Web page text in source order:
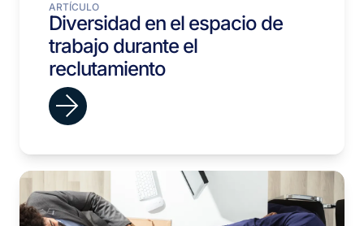
ARTÍCULO
Diversidad en el espacio de
trabajo durante el
reclutamiento